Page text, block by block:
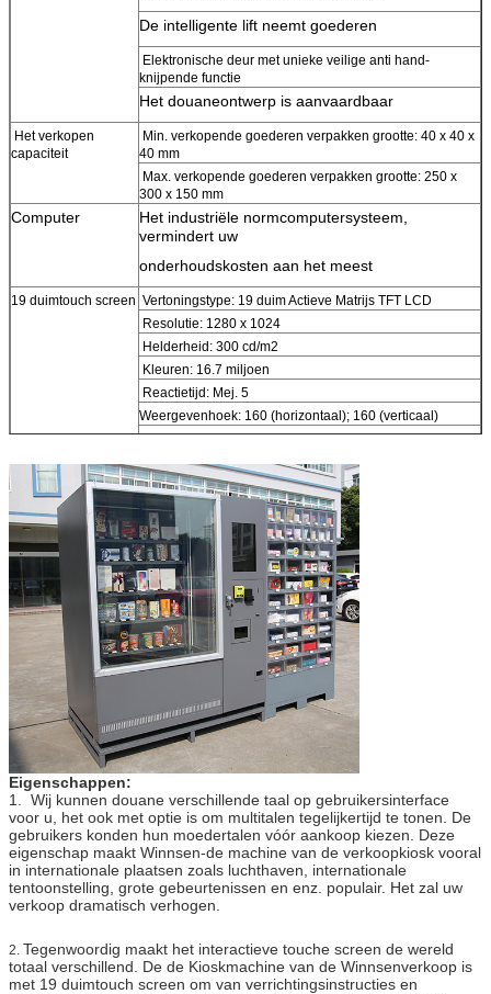
De intelligente lift neemt goederen
Elektronische deur met unieke veilige anti hand-
knijpende functie
Het douaneontwerp is aanvaardbaar
Het verkopen
capaciteit
Min. verkopende goederen verpakken grootte: 40 x 40 x
40 mm
Max. verkopende goederen verpakken grootte: 250 x
300 x 150 mm
Computer
Het industriële normcomputersysteem,
vermindert uw
onderhoudskosten aan het meest
19 duimtouch screen Vertoningstype: 19 duim Actieve Matrijs TFT LCD
Resolutie: 1280 x 1024
Helderheid: 300 cd/m2
Kleuren: 16.7 miljoen
Reactietijd: Mej. 5
Weergevenhoek: 160 (horizontaal); 160 (verticaal)
Aanrakingstechnologie: Oppervlakte Akoestische Golf
Aanrakingsgevoeligheid: Vast
Bankbiljetacceptor
Identificeer en ontvang bankbiljetten van
verschillende landen,
zoals Amerikaanse dollar, Euro, Roebel…
Muntstukacceptor Identificeer en ontvang muntstukken van
verschillende landen
, zoals Amerikaanse dollar, Euro, Roebel…
Kaartlezer
Keur IC-kaart goed, magstripe kaart, prepaidkaart,
creditcardbetaling
Hardwareopties
19 duimlcd reclamevertoning,
ontvangstbewijsprinter,
Als de delen u wenst niet hierboven vermeld zijn,
gelieve te vragen ons.
Softwareopties
Rapportfunctie, afstandsbedieningsysteem,
de achtergrond van het voorraadbeheer en enz.
Ingebouwde
sprekers
2*3W
Eigenschappen:
1. Wij kunnen douane verschillende taal op gebruikersinterface
voor u, het ook met optie is om multitalen tegelijkertijd te tonen. De
gebruikers konden hun moedertalen vóór aankoop kiezen. Deze
eigenschap maakt Winnsen-de machine van de verkoopkiosk vooral
in internationale plaatsen zoals luchthaven, internationale
tentoonstelling, grote gebeurtenissen en enz. populair. Het zal uw
verkoop dramatisch verhogen.
2. Tegenwoordig maakt het interactieve touche screen de wereld
totaal verschillend. De de Kioskmachine van de Winnsenverkoop is
met 19 duimtouch screen om van verrichtingsinstructies en